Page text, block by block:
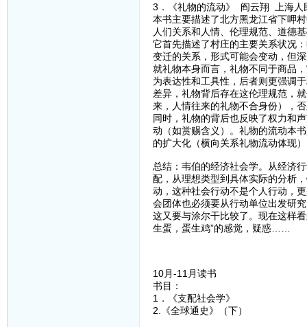
3．《礼物的流动》 阎云翔 上海人
本书主要描述了北方黑龙江省下呷
人们关系和人情、伦理规范、道德
它首先描述了村庄的主要关系状况
变迁的关系，形式可能会变动，但
就礼物本身而言，礼物不同于商品
为表达性和工具性，后者则更强调
差异，礼物背后存在这伦理规范，
来，人情往来的礼物不合身份），
同时，礼物的背后也反映了权力和
动（如赏赐含义）。礼物的流动本
的扩大化（横向关系礼物流动体现
总结：韦伯的经济社会学。从经济
配，从理想类型到具体实际的分析
动，这种社会行动不是个人行动，
会团体也必须要从行动单位出发研
这又要与涂尔干比较了。现在这样
生蛋，蛋生鸡”的感觉，疑惑……
10月-11月读书
书目：
1．《支配社会学》
2.《全球通史》（下）